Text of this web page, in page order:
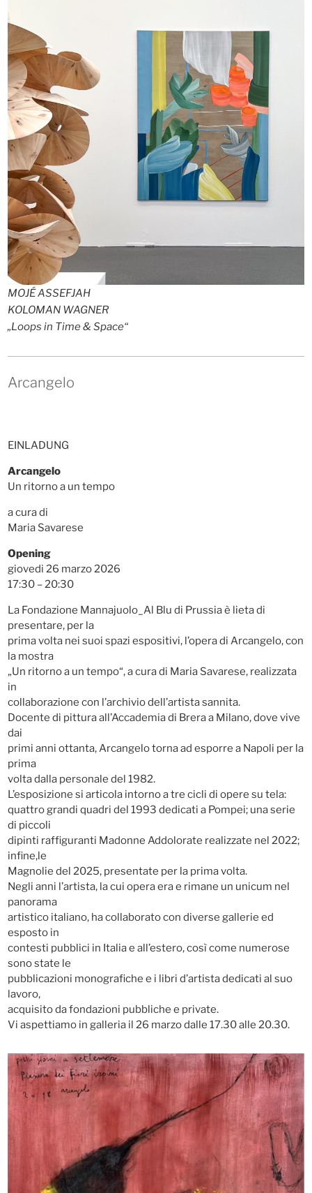
MOJÉ ASSEFJAH
KOLOMAN WAGNER
„Loops in Time & Space“
Arcangelo
EINLADUNG
Arcangelo
Un ritorno a un tempo
a cura di
Maria Savarese
Opening
giovedi 26 marzo 2026
17:30 – 20:30
La Fondazione Mannajuolo_Al Blu di Prussia è lieta di
presentare, per la
prima volta nei suoi spazi espositivi, l’opera di Arcangelo, con
la mostra
„Un ritorno a un tempo“, a cura di Maria Savarese, realizzata
in
collaborazione con l’archivio dell’artista sannita.
Docente di pittura all’Accademia di Brera a Milano, dove vive
dai
primi anni ottanta, Arcangelo torna ad esporre a Napoli per la
prima
volta dalla personale del 1982.
L’esposizione si articola intorno a tre cicli di opere su tela:
quattro grandi quadri del 1993 dedicati a Pompei; una serie
di piccoli
dipinti raffiguranti Madonne Addolorate realizzate nel 2022;
infine,le
Magnolie del 2025, presentate per la prima volta.
Negli anni l’artista, la cui opera era e rimane un unicum nel
panorama
artistico italiano, ha collaborato con diverse gallerie ed
esposto in
contesti pubblici in Italia e all’estero, così come numerose
sono state le
pubblicazioni monografiche e i libri d’artista dedicati al suo
lavoro,
acquisito da fondazioni pubbliche e private.
Vi aspettiamo in galleria il 26 marzo dalle 17.30 alle 20.30.